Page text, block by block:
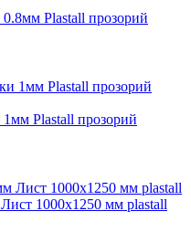
0.8мм Plastall прозорий
1мм Plastall прозорий
1000x1250 мм plastall